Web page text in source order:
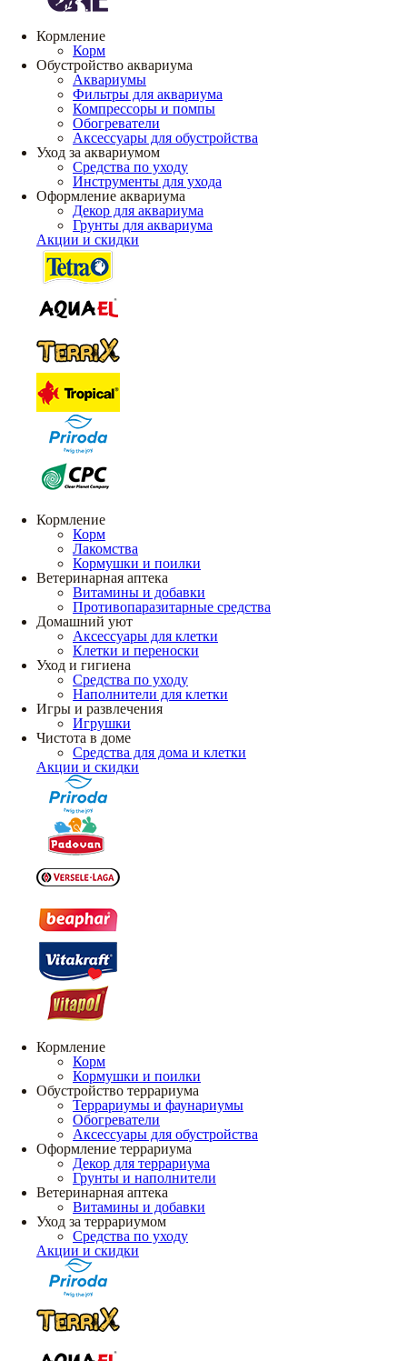
Кормление
Корм
Обустройство аквариума
Аквариумы
Фильтры для аквариума
Компрессоры и помпы
Обогреватели
Аксессуары для обустройства
Уход за аквариумом
Средства по уходу
Инструменты для ухода
Оформление аквариума
Декор для аквариума
Грунты для аквариума
Акции и скидки
Кормление
Корм
Лакомства
Кормушки и поилки
Ветеринарная аптека
Витамины и добавки
Противопаразитарные средства
Домашний уют
Аксессуары для клетки
Клетки и переноски
Уход и гигиена
Средства по уходу
Наполнители для клетки
Игры и развлечения
Игрушки
Чистота в доме
Средства для дома и клетки
Акции и скидки
Кормление
Корм
Кормушки и поилки
Обустройство террариума
Террариумы и фаунариумы
Обогреватели
Аксессуары для обустройства
Оформление террариума
Декор для террариума
Грунты и наполнители
Ветеринарная аптека
Витамины и добавки
Уход за террариумом
Средства по уходу
Акции и скидки